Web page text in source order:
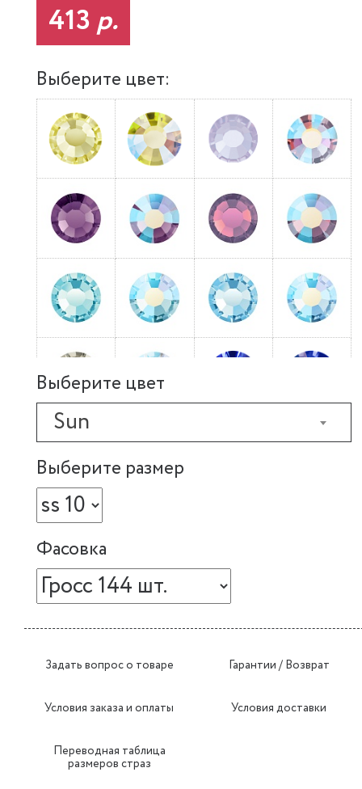
413 р.
Выберите цвет:
Выберите цвет
Sun
Выберите размер
Фасовка
Задать вопрос о товаре Гарантии / Возврат
Условия заказа и оплаты Условия доставки
Переводная таблица
размеров страз